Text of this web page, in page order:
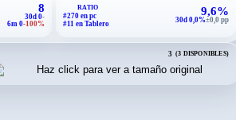
8
30d 0-
6m 0-100%
RATIO
#270 en pc
#11 en Tablero
9,6%
30d 0,0%±0,0 pp
3 (3 DISPONIBLES)